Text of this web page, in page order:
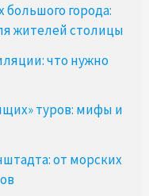
большого города:
жителей столицы
что нужно
туров: мифы и
от морских